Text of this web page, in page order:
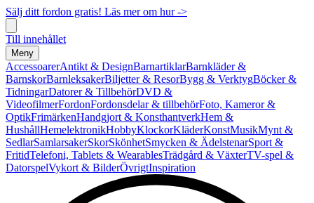
Sälj ditt fordon gratis! Läs mer om hur ->
Till innehållet
Meny
AccessoarerAntikt & DesignBarnartiklarBarnkläder &
BarnskorBarnleksakerBiljetter & ResorBygg & VerktygBöcker &
TidningarDatorer & TillbehörDVD &
VideofilmerFordonFordonsdelar & tillbehörFoto, Kameror &
OptikFrimärkenHandgjort & KonsthantverkHem &
HushållHemelektronikHobbyKlockorKläderKonstMusikMynt &
SedlarSamlarsakerSkorSkönhetSmycken & ÄdelstenarSport &
FritidTelefoni, Tablets & WearablesTrädgård & VäxterTV-spel &
DatorspelVykort & BilderÖvrigtInspiration